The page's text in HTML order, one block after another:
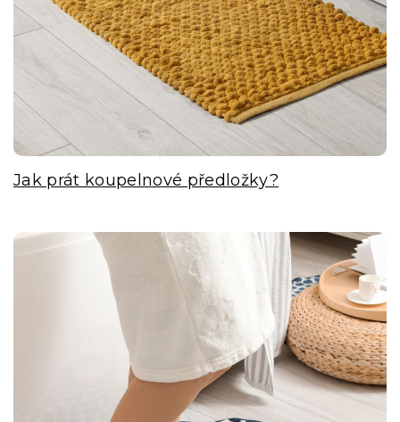
Jak prát koupelnové předložky?